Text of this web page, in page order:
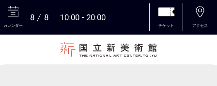
カレンダー
8 8 10:00 20:00
チケット アクセス